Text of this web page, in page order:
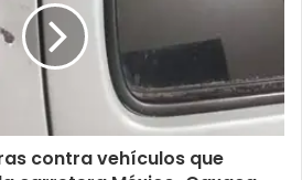
contra vehículos que